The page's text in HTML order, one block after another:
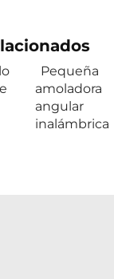
Pequeña
amoladora
angular
inalámbrica